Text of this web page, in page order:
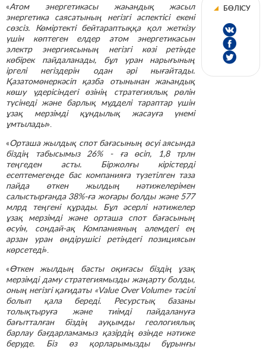
«Атом энергетикасы жаһандық жасыл
энергетика саясатының негізгі аспектісі екені
сөзсіз. Көміртекті бейтараптыққа қол жеткізу
үшін көптеген елдер атом энергетикасын
электр энергиясының негізгі көзі ретінде
көбірек пайдаланады, бұл уран нарығының
іргелі негіздерін одан әрі нығайтады.
Қазатомөнеркәсіп қазба отынынан жаһандық
көшу үдерісіндегі өзінің стратегиялық рөлін
түсінеді және барлық мүдделі тараптар үшін
ұзақ мерзімді құндылық жасауға үнемі
ұмтылады».
«Орташа жылдық спот бағасының өсуі аясында
біздің табысымыз 26% - ға өсіп, 1,8 трлн
теңгеден асты. Біржолғы кірістерді
есептемегенде бас компанияға түзетілген таза
пайда өткен жылдың нәтижелерімен
салыстырғанда 38%-ға жоғары болды және 577
млрд теңгені құрады. Бұл әсерлі нәтижелер
ұзақ мерзімді және орташа спот бағасының
өсуін, сондай-ақ Компанияның әлемдегі ең
арзан уран өндірушісі ретіндегі позициясын
көрсетеді».
«Өткен жылдың басты оқиғасы біздің ұзақ
мерзімді даму стратегиямызды жаңарту болды,
оның негізгі қағидаты «Value Over Volume» тәсілі
болып қала береді. Ресурстық базаны
толықтыруға және тиімді пайдалануға
бағытталған біздің ауқымды геологиялық
барлау бағдарламамыз қазірдің өзінде нәтиже
беруде. Біз өз қорларымызды бұрынғы
БӨЛІСУ